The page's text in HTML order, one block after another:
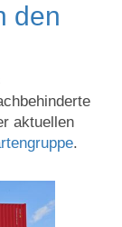
den
aktuellen
.